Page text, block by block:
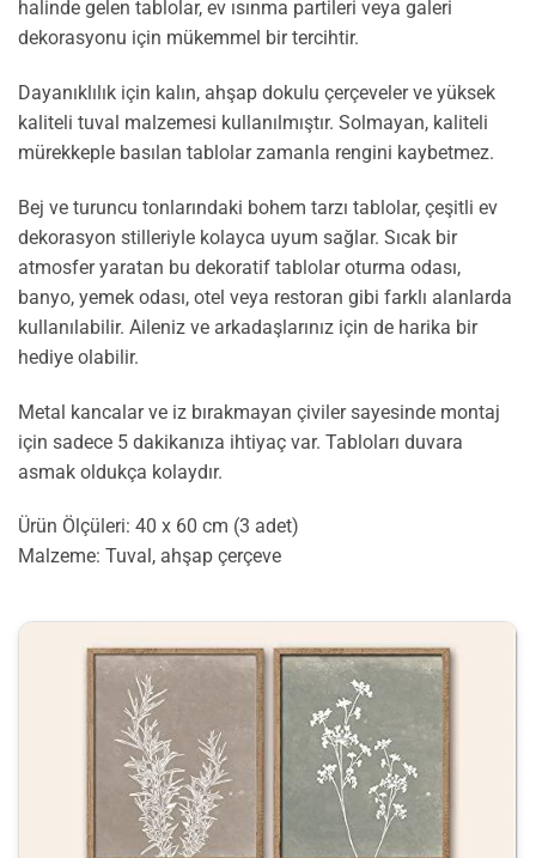
halinde gelen tablolar, ev ısınma partileri veya galeri
dekorasyonu için mükemmel bir tercihtir.
Dayanıklılık için kalın, ahşap dokulu çerçeveler ve yüksek
kaliteli tuval malzemesi kullanılmıştır. Solmayan, kaliteli
mürekkeple basılan tablolar zamanla rengini kaybetmez.
Bej ve turuncu tonlarındaki bohem tarzı tablolar, çeşitli ev
dekorasyon stilleriyle kolayca uyum sağlar. Sıcak bir
atmosfer yaratan bu dekoratif tablolar oturma odası,
banyo, yemek odası, otel veya restoran gibi farklı alanlarda
kullanılabilir. Aileniz ve arkadaşlarınız için de harika bir
hediye olabilir.
Metal kancalar ve iz bırakmayan çiviler sayesinde montaj
için sadece 5 dakikanıza ihtiyaç var. Tabloları duvara
asmak oldukça kolaydır.
Ürün Ölçüleri: 40 x 60 cm (3 adet)
Malzeme: Tuval, ahşap çerçeve